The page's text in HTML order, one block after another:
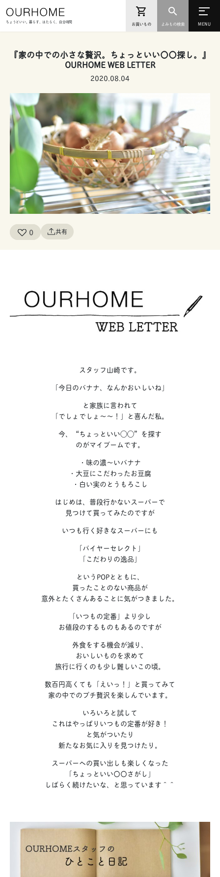
ちょうどいい。暮らす、はたらく、自分時間
『家の中での小さな贅沢。ちょっといい〇〇探し。』
OURHOME WEB LETTER
2020.08.04
0 共有
スタッフ山崎です。
「今日のバナナ、なんかおいしいね」
と家族に言われて
「でしょでしょ〜〜！」と喜んだ私。
今、“ちょっといい◯◯”を探す
のがマイブームです。
・味の濃〜いバナナ
・大豆にこだわったお豆腐
・白い実のとうもろこし
はじめは、普段行かないスーパーで
見つけて買ってみたのですが
いつも行く好きなスーパーにも
「バイヤーセレクト」
「こだわりの逸品」
というPOPとともに、
買ったことのない商品が
意外とたくさんあることに気がつきました。
「いつもの定番」より少し
お値段のするものもあるのですが
外食をする機会が減り、
おいしいものを求めて
旅行に行くのも少し難しいこの頃。
数百円高くても「えいっ！」と買ってみて
家の中でのプチ贅沢を楽しんでいます。
いろいろと試して
これはやっぱりいつもの定番が好き！
と気がついたり
新たなお気に入りを見つけたり。
スーパーへの買い出しも楽しくなった
「ちょっといい〇〇さがし」
しばらく続けたいな、と思っています＾＾
お買いもの よみもの検索